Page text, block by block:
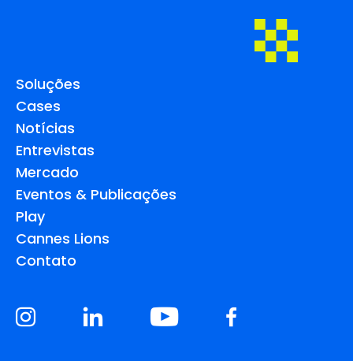
Soluções
Cases
Notícias
Entrevistas
Mercado
Eventos & Publicações
Play
Cannes Lions
Contato